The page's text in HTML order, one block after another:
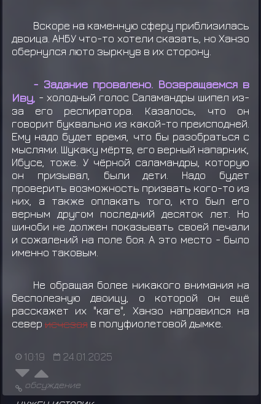
Вскоре на каменную сферу приблизилась
двоица. АНБУ что-то хотели сказать, но Ханзо
обернулся люто зыркнув в их сторону.
- Задание провалено. Возвращаемся в
Иву, - холодный голос Саламандры шипел из-
за его респиратора. Казалось, что он
говорит буквально из какой-то преисподней.
Ему надо будет время, что бы разобраться с
мыслями. Шукаку мёртв, его верный напарник,
Ибусе, тоже. У чёрной саламандры, которую
он призывал, были дети. Надо будет
проверить возможность призвать кого-то из
них, а также оплакать того, кто был его
верным другом последний десяток лет. Но
шиноби не должен показывать своей печали
и сожалений на поле боя. А это место - было
именно таковым.
Не обращая более никакого внимания на
бесполезную двоицу, о которой он ещё
расскажет их "каге", Ханзо направился на
северисчезаяв полуфиолетовой дымке.
10:19 24.01.2025
обсуждение